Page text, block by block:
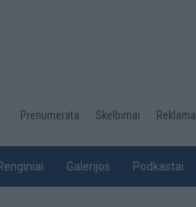
Desktop
top
Prenumerata Skelbimai Reklama
Galerijos Podkastai